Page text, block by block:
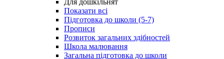
Для дошкільнят
Показати всі
Підготовка до школи (5-7)
Прописи
Розвиток загальних здібностей
Школа малювання
Загальна підготовка до школи